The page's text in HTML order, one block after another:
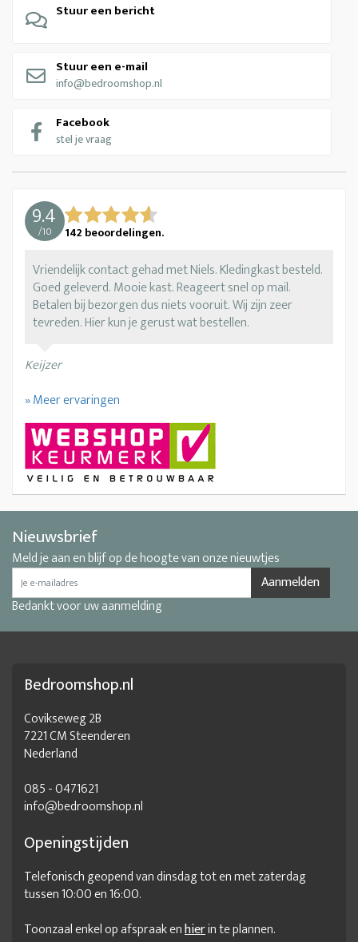
Stuur een bericht
Stuur een e-mail
info@bedroomshop.nl
Facebook
stel je vraag
9.4
/10 142 beoordelingen.
Vriendelijk contact gehad met Niels. Kledingkast besteld.
Goed geleverd. Mooie kast. Reageert snel op mail.
Betalen bij bezorgen dus niets vooruit. Wij zijn zeer
tevreden. Hier kun je gerust wat bestellen.
Keijzer
» Meer ervaringen
Nieuwsbrief
Meld je aan en blijf op de hoogte van onze nieuwtjes
Aanmelden
Bedankt voor uw aanmelding
Bedroomshop.nl
Covikseweg 2B
7221 CM Steenderen
Nederland
085 - 0471621
info@bedroomshop.nl
Openingstijden
Telefonisch geopend van dinsdag tot en met zaterdag
tussen 10:00 en 16:00.
Toonzaal enkel op afspraak enhierin te plannen.